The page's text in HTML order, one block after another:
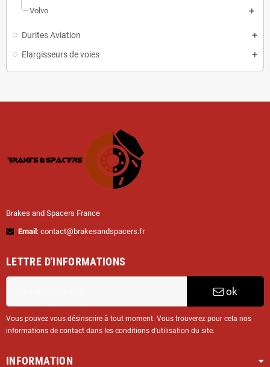
Volvo
Durites Aviation
Elargisseurs de voies
Brakes and Spacers France
Email : contact@brakesandspacers.fr
LETTRE D'INFORMATIONS
ok
Vous pouvez vous désinscrire à tout moment. Vous trouverez pour cela nos
informations de contact dans les conditions d'utilisation du site.
INFORMATION